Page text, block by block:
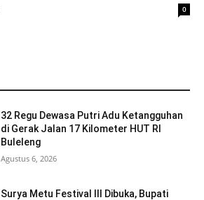
0
32 Regu Dewasa Putri Adu Ketangguhan
di Gerak Jalan 17 Kilometer HUT RI
Buleleng
Agustus 6, 2026
Surya Metu Festival III Dibuka, Bupati